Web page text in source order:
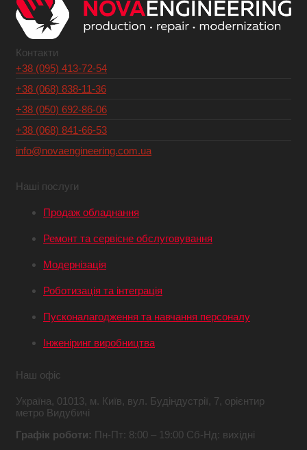
Контакти
+38 (095) 413-72-54
+38 (068) 838-11-36
+38 (050) 692-86-06
+38 (068) 841-66-53
info@novaengineering.com.ua
Наші послуги
Продаж обладнання
Ремонт та сервісне обслуговування
Модернізація
Роботизація та інтеграція
Пусконалагодження та навчання персоналу
Інженіринг виробництва
Наш офіс
Україна, 01013, м. Київ, вул. Будіндустрії, 7, орієнтир
метро Видубичі
Графік роботи: Пн-Пт: 8:00 – 19:00 Сб-Нд: вихідні